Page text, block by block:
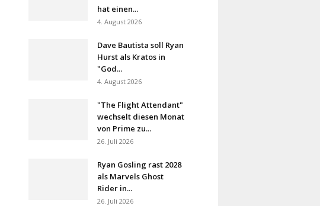
hat einen...
4. August 2026
Dave Bautista soll Ryan
Hurst als Kratos in
"God...
4. August 2026
"The Flight Attendant"
wechselt diesen Monat
von Prime zu...
26. Juli 2026
Ryan Gosling rast 2028
als Marvels Ghost
Rider in...
26. Juli 2026